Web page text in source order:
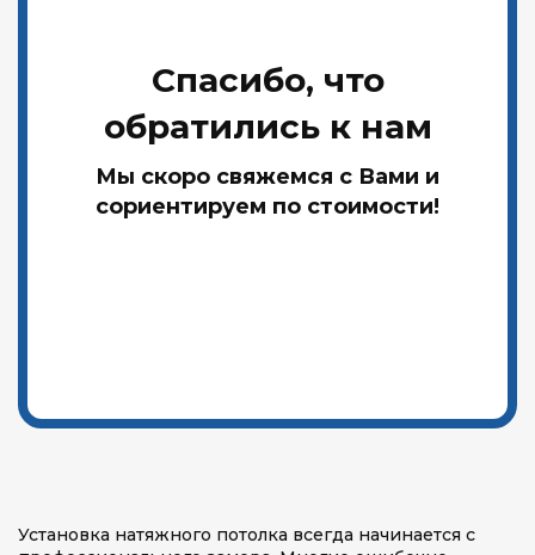
Спасибо, что
обратились к нам
Мы скоро свяжемся с Вами и
сориентируем по стоимости!
Установка натяжного потолка всегда начинается с